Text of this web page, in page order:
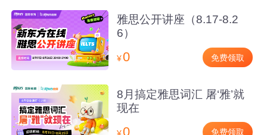
雅思公开讲座（8.17-8.2
6）
¥0 免费领取
8月搞定雅思词汇 屠‘雅’就
现在
¥0 免费领取